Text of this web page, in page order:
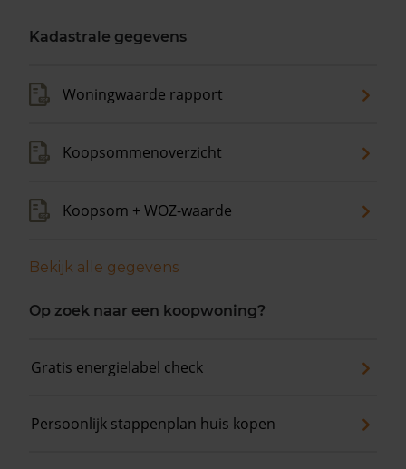
Kadastrale gegevens
Woningwaarde rapport
Koopsommenoverzicht
Koopsom + WOZ-waarde
Bekijk alle gegevens
Op zoek naar een koopwoning?
Gratis energielabel check
Persoonlijk stappenplan huis kopen